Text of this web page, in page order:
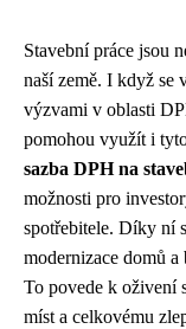
Stavební práce jsou
naší země. I když se
výzvami v oblasti
pomohou využít i
sazba DPH na
možnosti pro
spotřebitele. Díky ní
modernizace domů
To povede k oživení
míst a celkovému